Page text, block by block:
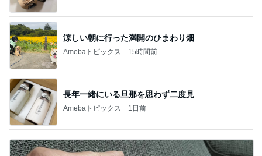
涼しい朝に行った満開のひまわり畑
Amebaトピックス 15時間前
長年一緒にいる旦那を思わず二度見
Amebaトピックス 1日前